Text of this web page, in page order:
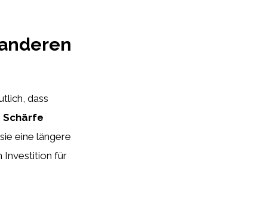
dass
Schärfe
eine längere
Investition für